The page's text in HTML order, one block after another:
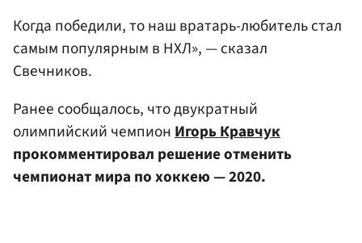
Когда победили, то наш вратарь-любитель стал
самым популярным в НХЛ», — сказал
Свечников.
Ранее сообщалось, что двукратный
олимпийский чемпионИгорь Кравчук
прокомментировал решение отменить
чемпионат мира по хоккею — 2020.